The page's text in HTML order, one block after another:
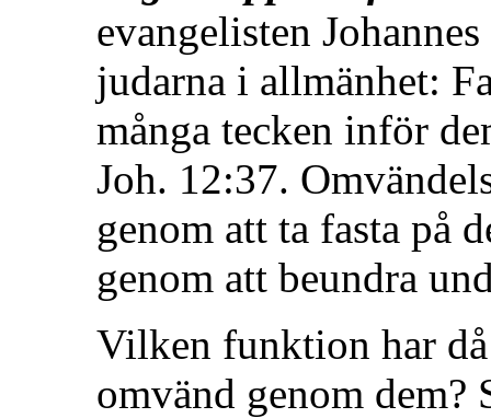
evangelisten
judarna i allmänhet:
många tecken inför
Joh. 12:37.
genom att ta fasta på
genom att beundra
Vilken funktion har
omvänd genom